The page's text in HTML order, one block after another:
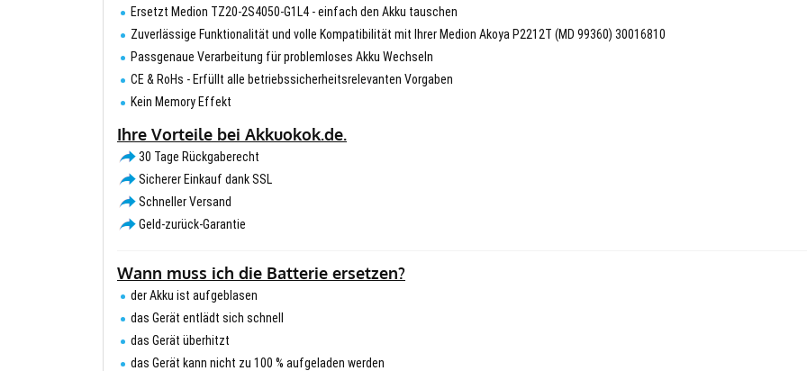
Ersetzt Medion TZ20-2S4050-G1L4 - einfach den Akku tauschen
Zuverlässige Funktionalität und volle Kompatibilität mit Ihrer Medion Akoya P2212T (MD 99360) 30016810
Passgenaue Verarbeitung für problemloses Akku Wechseln
CE & RoHs - Erfüllt alle betriebssicherheitsrelevanten Vorgaben
Kein Memory Effekt
Ihre Vorteile bei Akkuokok.de.
30 Tage Rückgaberecht
Sicherer Einkauf dank SSL
Schneller Versand
Geld-zurück-Garantie
Wann muss ich die Batterie ersetzen?
der Akku ist aufgeblasen
das Gerät entlädt sich schnell
das Gerät überhitzt
das Gerät kann nicht zu 100 % aufgeladen werden